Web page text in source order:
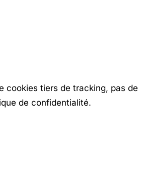
cookies tiers de tracking, pas de
de confidentialité.